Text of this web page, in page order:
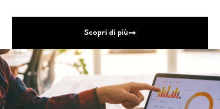
Scopri di più